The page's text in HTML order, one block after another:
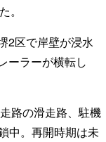
。
2区で岸壁が浸水
ーラーが横転し
路の滑走路、駐機
中。再開時期は未